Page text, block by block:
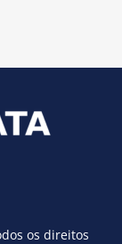
os direitos